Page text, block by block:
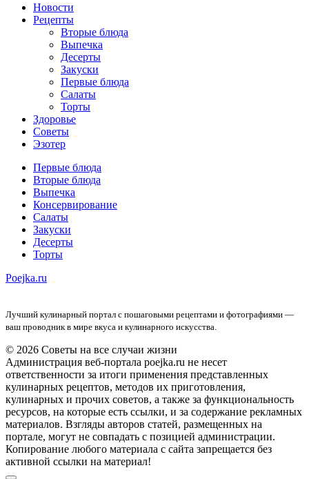
Новости
Рецепты
Вторые блюда
Выпечка
Десерты
Закуски
Первые блюда
Салаты
Торты
Здоровье
Советы
Эзотер
Первые блюда
Вторые блюда
Выпечка
Консервирование
Салаты
Закуски
Десерты
Торты
Poejka.ru
Лучший кулинарный портал с пошаговыми рецептами и фотографиями —
ваш проводник в мире вкуса и кулинарного искусства.
© 2026 Советы на все случаи жизни
Администрация веб-портала poejka.ru не несет
ответственности за итоги применения представленных
кулинарных рецептов, методов их приготовления,
кулинарных и прочих советов, а также за функциональность
ресурсов, на которые есть ссылки, и за содержание рекламных
материалов. Взгляды авторов статей, размещенных на
портале, могут не совпадать с позицией администрации.
Копирование любого материала с сайта запрещается без
активной ссылки на материал!